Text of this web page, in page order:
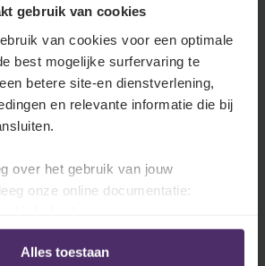
gebruik van cookies
van cookies voor een optimale
best mogelijke surfervaring te
betere site-en dienstverlening,
en relevante informatie die bij
over het gebruik van jouw
onze online documentatie:
Alles toestaan
van de werkende Belg.